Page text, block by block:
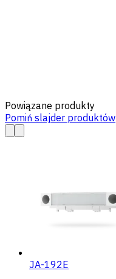
Powiązane produkty
Pomiń slajder produktów
JA-192E